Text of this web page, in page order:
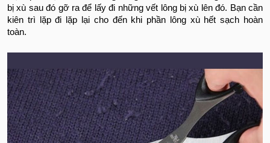
bị xù sau đó gỡ ra để lấy đi những vết lông bị xù lên đó. Bạn cần
kiên trì lặp đi lặp lại cho đến khi phần lông xù hết sạch hoàn
toàn.